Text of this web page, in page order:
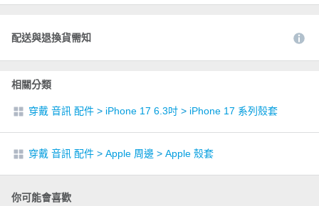
配送與退換貨需知
相關分類
穿戴 音訊 配件 > iPhone 17 6.3吋 > iPhone 17 系列殼套
穿戴 音訊 配件 > Apple 周邊 > Apple 殼套
你可能會喜歡